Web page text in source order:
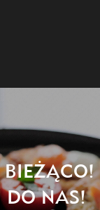
DO NAS!